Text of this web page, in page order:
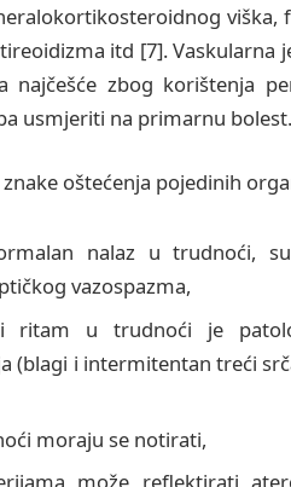
viška,
itd [7]. Vaskularna
najčešće zbog korištenja
usmjeriti na primarnu bolest.
oštećenja pojedinih
nalaz u trudnoći,
vazospazma,
ritam u trudnoći je
(blagi i intermitentan treći
moraju se notirati,